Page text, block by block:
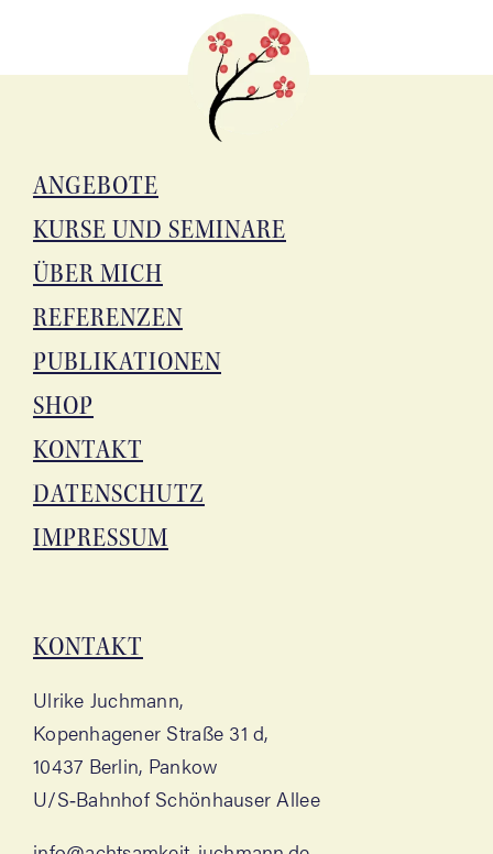
ANGE­BO­TE
KUR­SE UND SEMINARE
ÜBER MICH
REFE­REN­ZEN
PUBLI­KA­TIO­NEN
SHOP
KON­TAKT
DATEN­SCHUTZ
IMPRES­SUM
KON­TAKT
Ulri­ke Juchmann,
Kopen­ha­ge­ner Stra­ße 31 d,
10437 Ber­lin, Pankow
U/S‑Bahnhof Schön­hau­ser Allee